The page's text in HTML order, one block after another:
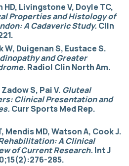
Livingstone V, Doyle TC,
Properties and Histology of
A Cadaveric Study. Clin
Duigenan S, Eustace S.
and Greater
Radiol Clin North Am.
S, Pai V. Gluteal
Clinical Presentation and
Curr Sports Med Rep.
MD, Watson A, Cook J.
A Clinical
of Current Research. Int J
285.